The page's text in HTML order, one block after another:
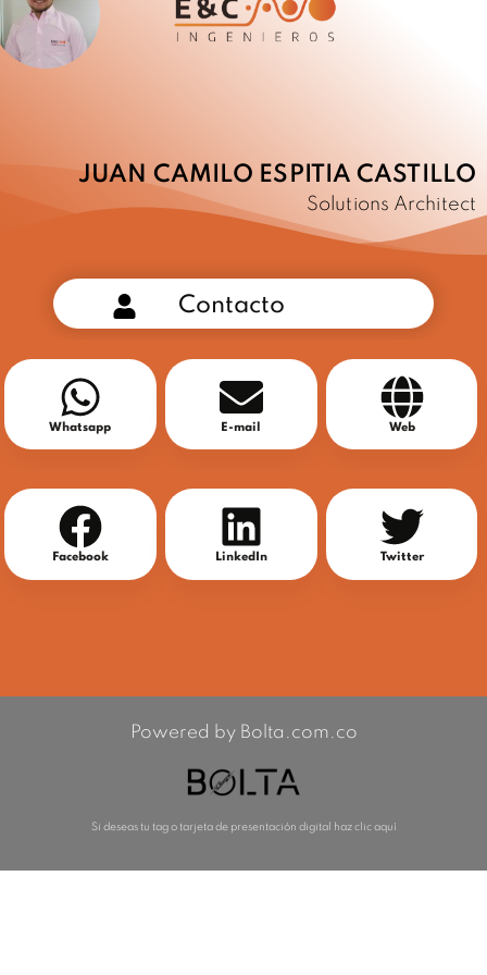
JUAN CAMILO ESPITIA CASTILLO
Solutions Architect
Contacto
Whatsapp E-mail Web
Facebook LinkedIn Twitter
Powered by Bolta.com.co
Si deseas tu tag o tarjeta de presentación digital haz clic aquí